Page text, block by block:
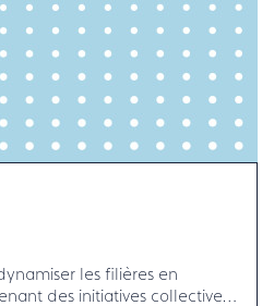
les filières en
des initiatives collectives